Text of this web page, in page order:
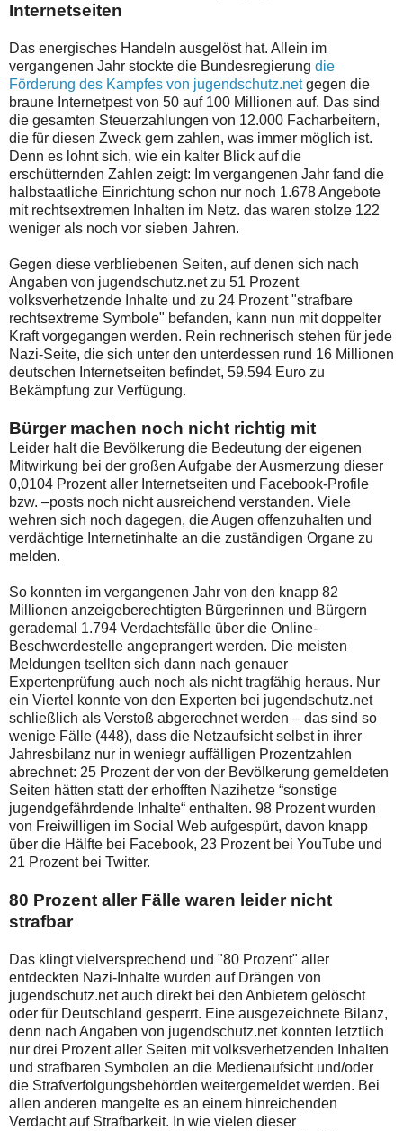
Internetseiten
Das energisches Handeln ausgelöst hat. Allein im
vergangenen Jahr stockte die Bundesregierung die
Förderung des Kampfes von jugendschutz.netgegen die
braune Internetpest von 50 auf 100 Millionen auf. Das sind
die gesamten Steuerzahlungen von 12.000 Facharbeitern,
die für diesen Zweck gern zahlen, was immer möglich ist.
Denn es lohnt sich, wie ein kalter Blick auf die
erschütternden Zahlen zeigt: Im vergangenen Jahr fand die
halbstaatliche Einrichtung schon nur noch 1.678 Angebote
mit rechtsextremen Inhalten im Netz. das waren stolze 122
weniger als noch vor sieben Jahren.
Gegen diese verbliebenen Seiten, auf denen sich nach
Angaben von jugendschutz.net zu 51 Prozent
volksverhetzende Inhalte und zu 24 Prozent "strafbare
rechtsextreme Symbole" befanden, kann nun mit doppelter
Kraft vorgegangen werden. Rein rechnerisch stehen für jede
Nazi-Seite, die sich unter den unterdessen rund 16 Millionen
deutschen Internetseiten befindet, 59.594 Euro zu
Bekämpfung zur Verfügung.
Bürger machen noch nicht richtig mit
Leider halt die Bevölkerung die Bedeutung der eigenen
Mitwirkung bei der großen Aufgabe der Ausmerzung dieser
0,0104 Prozent aller Internetseiten und Facebook-Profile
bzw. –posts noch nicht ausreichend verstanden. Viele
wehren sich noch dagegen, die Augen offenzuhalten und
verdächtige Internetinhalte an die zuständigen Organe zu
melden.
So konnten im vergangenen Jahr von den knapp 82
Millionen anzeigeberechtigten Bürgerinnen und Bürgern
gerademal 1.794 Verdachtsfälle über die Online-
Beschwerdestelle angeprangert werden. Die meisten
Meldungen tsellten sich dann nach genauer
Expertenprüfung auch noch als nicht tragfähig heraus. Nur
ein Viertel konnte von den Experten bei jugendschutz.net
schließlich als Verstoß abgerechnet werden – das sind so
wenige Fälle (448), dass die Netzaufsicht selbst in ihrer
Jahresbilanz nur in weniegr auffälligen Prozentzahlen
abrechnet: 25 Prozent der von der Bevölkerung gemeldeten
Seiten hätten statt der erhofften Nazihetze “sonstige
jugendgefährdende Inhalte“ enthalten. 98 Prozent wurden
von Freiwilligen im Social Web aufgespürt, davon knapp
über die Hälfte bei Facebook, 23 Prozent bei YouTube und
21 Prozent bei Twitter.
80 Prozent aller Fälle waren leider nicht
strafbar
Das klingt vielversprechend und "80 Prozent" aller
entdeckten Nazi-Inhalte wurden auf Drängen von
jugendschutz.net auch direkt bei den Anbietern gelöscht
oder für Deutschland gesperrt. Eine ausgezeichnete Bilanz,
denn nach Angaben von jugendschutz.net konnten letztlich
nur drei Prozent aller Seiten mit volksverhetzenden Inhalten
und strafbaren Symbolen an die Medienaufsicht und/oder
die Strafverfolgungsbehörden weitergemeldet werden. Bei
allen anderen mangelte es an einem hinreichenden
Verdacht auf Strafbarkeit. In wie vielen dieser